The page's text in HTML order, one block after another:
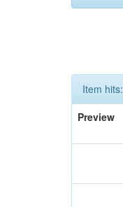
Item hits:
Preview